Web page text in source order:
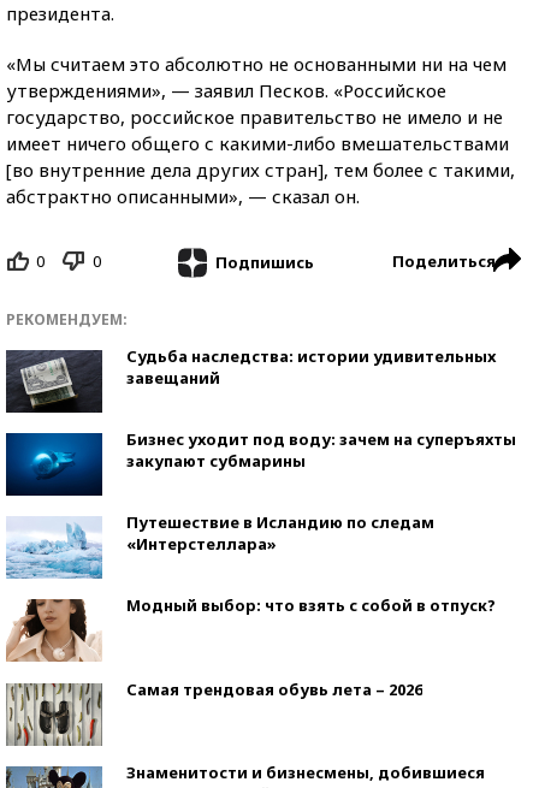
президента.
«Мы считаем это абсолютно не основанными ни на чем
утверждениями», — заявил Песков. «Российское
государство, российское правительство не имело и не
имеет ничего общего с какими-либо вмешательствами
[во внутренние дела других стран], тем более с такими,
абстрактно описанными», — сказал он.
0 0 Подпишись Поделиться
РЕКОМЕНДУЕМ:
Судьба наследства: истории удивительных
завещаний
Бизнес уходит под воду: зачем на суперъяхты
закупают субмарины
Путешествие в Исландию по следам
«Интерстеллара»
Модный выбор: что взять с собой в отпуск?
Самая трендовая обувь лета – 2026
Знаменитости и бизнесмены, добившиеся